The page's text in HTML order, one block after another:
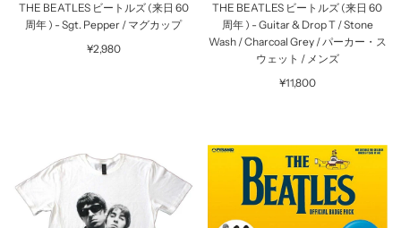
THE BEATLES ビートルズ (来日 60
周年 ) - Sgt. Pepper / マグカップ
¥2,980
THE BEATLES ビートルズ (来日 60
周年 ) - Guitar & Drop T / Stone
Wash / Charcoal Grey / パーカー・ス
ウェット / メンズ
¥11,800